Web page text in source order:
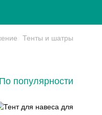
Тенты и шатры
По популярности